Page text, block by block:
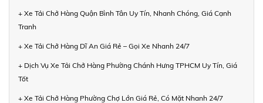
+ Xe Tải Chở Hàng Quận Bình Tân Uy Tín, Nhanh Chóng, Giá Cạnh
Tranh
+ Xe Tải Chở Hàng Dĩ An Giá Rẻ – Gọi Xe Nhanh 24/7
+ Dịch Vụ Xe Tải Chở Hàng Phường Chánh Hưng TPHCM Uy Tín, Giá
Tốt
+ Xe Tải Chở Hàng Phường Chợ Lớn Giá Rẻ, Có Mặt Nhanh 24/7